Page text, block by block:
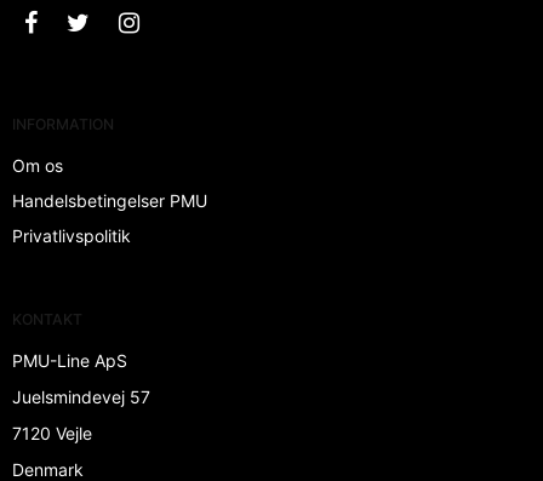
INFORMATION
Om os
Handelsbetingelser PMU
Privatlivspolitik
KONTAKT
PMU-Line ApS
Juelsmindevej 57
7120 Vejle
Denmark